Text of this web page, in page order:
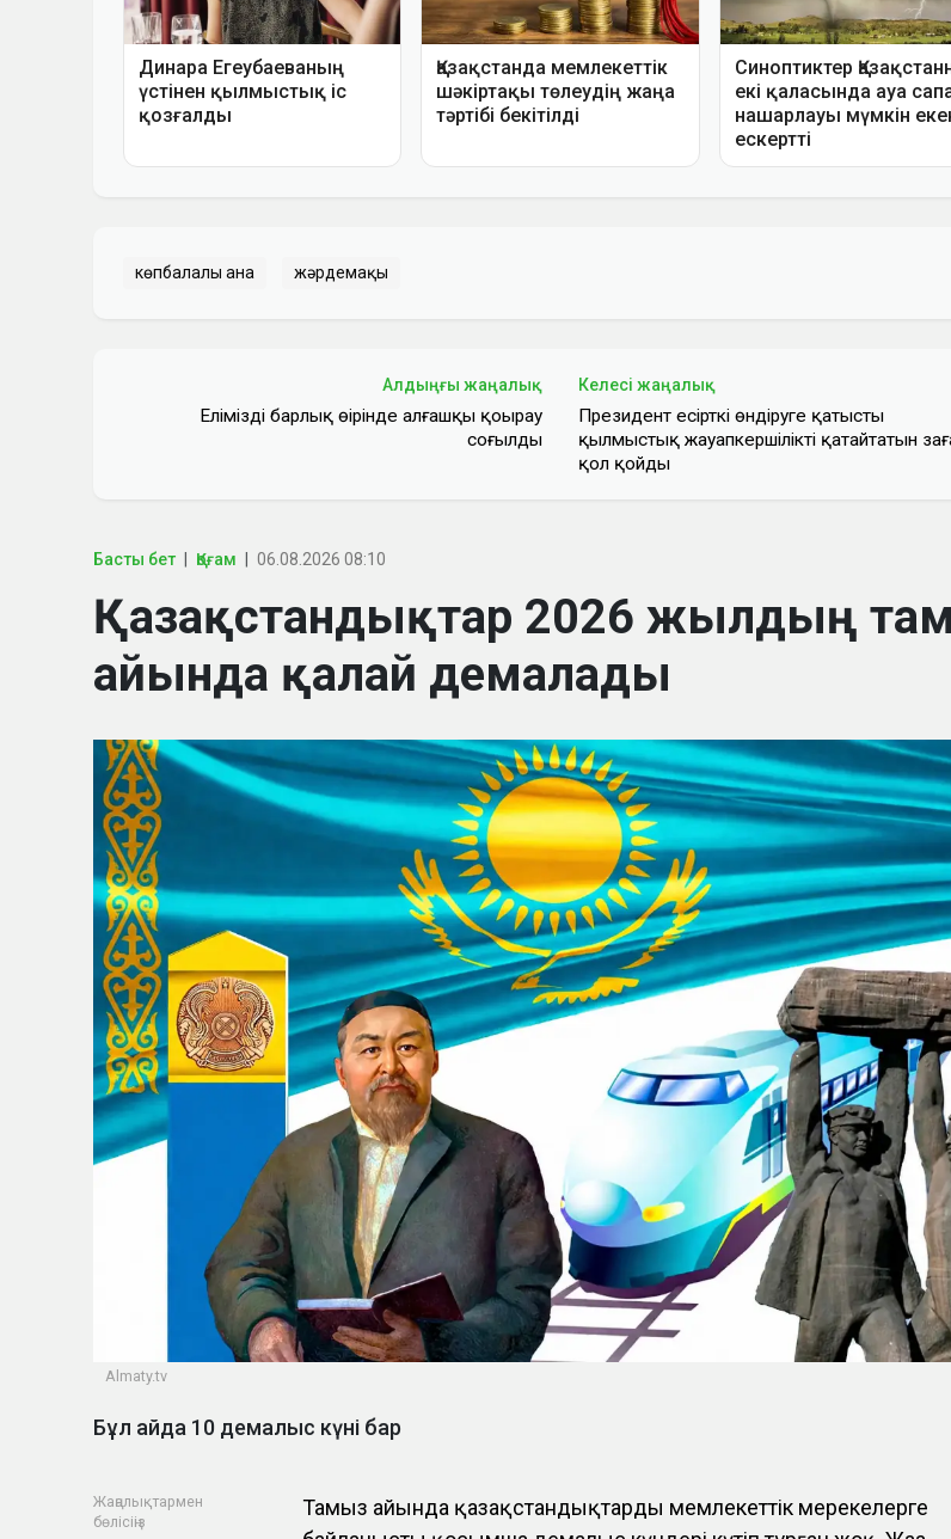
көпбалалы ана жәрдемақы
Алдыңғы жаңалық
Еліміздің барлық өңірінде алғашқы қоңырау
соғылды
Келесі жаңалық
Президент есірткі өндіруге қатысты
қылмыстық жауапкершілікті қатайтатын
қол қойды
Басты бет Қоғам 06.08.2026 08:10
Қазақстандықтар 2026 жылдың
айында қалай демалады
Almaty.tv
Бұл айда 10 демалыс күні бар
Жаңалықтармен
бөлісіңіз
Тамыз айында қазақстандықтарды мемлекеттік мерекелерге